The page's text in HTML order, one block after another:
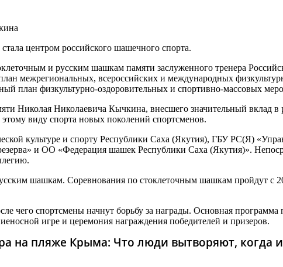
стала центром российского шашечного спорта.
и русским шашкам памяти заслуженного тренера
межрегиональных, всероссийских и международных
план физкультурно-оздоровительных и спортивно-массовых
Николая Николаевича Кычкина, внесшего значительный вклад
виду спорта новых поколений спортсменов.
культуре и спорту Республики Саха (Якутия), ГБУ РС(Я)
и ОО «Федерация шашек Республики Саха (Якутия)».
шашкам. Соревнования по стоклеточным шашкам пройдут с
чего спортсмены начнут борьбу за награды. Основная
игре и церемония награждения победителей и призеров.
на пляже Крыма: Что люди вытворяют, когда